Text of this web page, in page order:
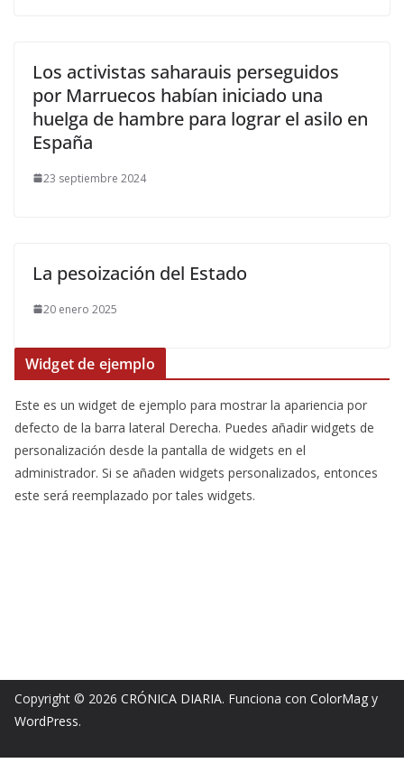
Los activistas saharauis perseguidos
por Marruecos habían iniciado una
huelga de hambre para lograr el asilo en
España
23 septiembre 2024
La pesoización del Estado
20 enero 2025
Widget de ejemplo
Este es un widget de ejemplo para mostrar la apariencia por
defecto de la barra lateral Derecha. Puedes añadir widgets de
personalización desde la pantalla de widgets en el
administrador. Si se añaden widgets personalizados, entonces
este será reemplazado por tales widgets.
Copyright © 2026 CRÓNICA DIARIA. Funciona con ColorMag y
WordPress.